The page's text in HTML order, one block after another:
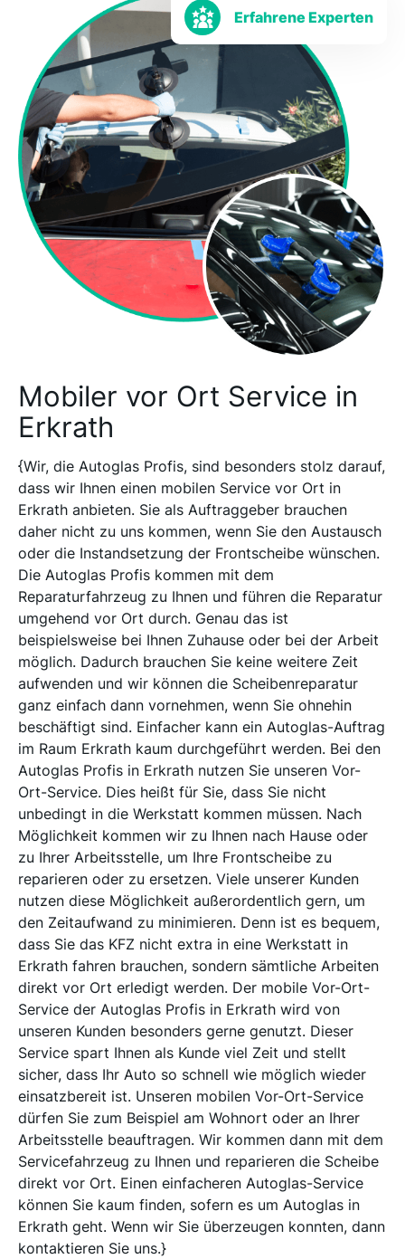
Mobiler vor Ort Service in
Erkrath
{Wir, die Autoglas Profis, sind besonders stolz darauf,
dass wir Ihnen einen mobilen Service vor Ort in
Erkrath anbieten. Sie als Auftraggeber brauchen
daher nicht zu uns kommen, wenn Sie den Austausch
oder die Instandsetzung der Frontscheibe wünschen.
Die Autoglas Profis kommen mit dem
Reparaturfahrzeug zu Ihnen und führen die Reparatur
umgehend vor Ort durch. Genau das ist
beispielsweise bei Ihnen Zuhause oder bei der Arbeit
möglich. Dadurch brauchen Sie keine weitere Zeit
aufwenden und wir können die Scheibenreparatur
ganz einfach dann vornehmen, wenn Sie ohnehin
beschäftigt sind. Einfacher kann ein Autoglas-Auftrag
im Raum Erkrath kaum durchgeführt werden. Bei den
Autoglas Profis in Erkrath nutzen Sie unseren Vor-
Ort-Service. Dies heißt für Sie, dass Sie nicht
unbedingt in die Werkstatt kommen müssen. Nach
Möglichkeit kommen wir zu Ihnen nach Hause oder
zu Ihrer Arbeitsstelle, um Ihre Frontscheibe zu
reparieren oder zu ersetzen. Viele unserer Kunden
nutzen diese Möglichkeit außerordentlich gern, um
den Zeitaufwand zu minimieren. Denn ist es bequem,
dass Sie das KFZ nicht extra in eine Werkstatt in
Erkrath fahren brauchen, sondern sämtliche Arbeiten
direkt vor Ort erledigt werden. Der mobile Vor-Ort-
Service der Autoglas Profis in Erkrath wird von
unseren Kunden besonders gerne genutzt. Dieser
Service spart Ihnen als Kunde viel Zeit und stellt
sicher, dass Ihr Auto so schnell wie möglich wieder
einsatzbereit ist. Unseren mobilen Vor-Ort-Service
dürfen Sie zum Beispiel am Wohnort oder an Ihrer
Arbeitsstelle beauftragen. Wir kommen dann mit dem
Servicefahrzeug zu Ihnen und reparieren die Scheibe
direkt vor Ort. Einen einfacheren Autoglas-Service
können Sie kaum finden, sofern es um Autoglas in
Erkrath geht. Wenn wir Sie überzeugen konnten, dann
kontaktieren Sie uns.}
Erfahrene Experten